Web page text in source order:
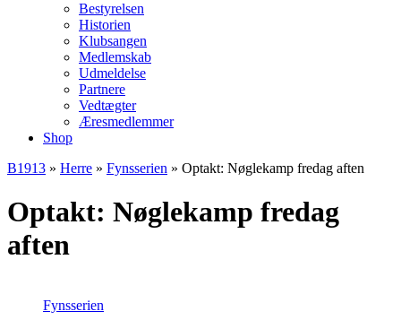
Bestyrelsen
Historien
Klubsangen
Medlemskab
Udmeldelse
Partnere
Vedtægter
Æresmedlemmer
Shop
B1913 » Herre » Fynsserien » Optakt: Nøglekamp fredag aften
Optakt: Nøglekamp fredag
aften
Fynsserien